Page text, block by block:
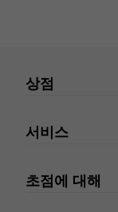
상점
서비스
초점에 대해